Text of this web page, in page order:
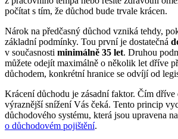
počítat s tím, že důchod bude trvale krácen.
Nárok na předčasný důchod vzniká tehdy,
základní podmínky. Tou první je dostatečná
v současnosti minimálně 35 let. Druhou
můžete odejít maximálně o několik let dříve
důchodem, konkrétní hranice se odvíjí od
Krácení důchodu je zásadní faktor. Čím dříve
výraznější snížení Vás čeká. Tento princip
důchodového systému, která jsou upravena
o důchodovém pojištění.